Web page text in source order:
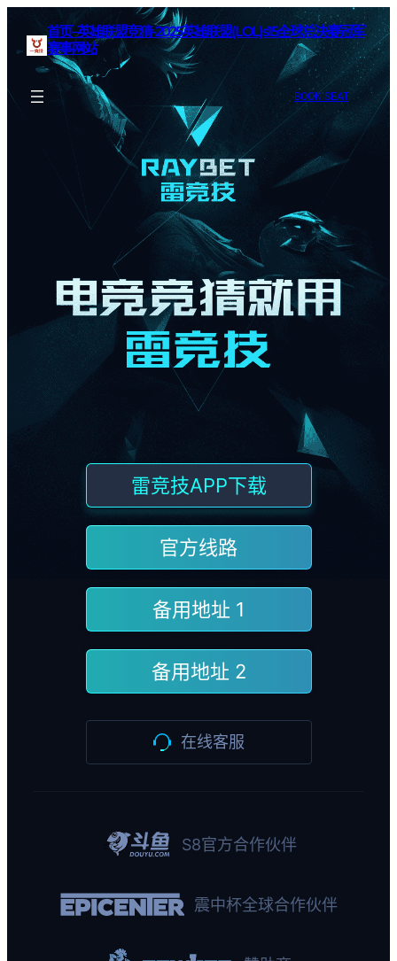
首页–英雄联盟竞猜-2025英雄联盟(LOL)s15全球总决赛冠军
赛事网站
BOOK SEAT